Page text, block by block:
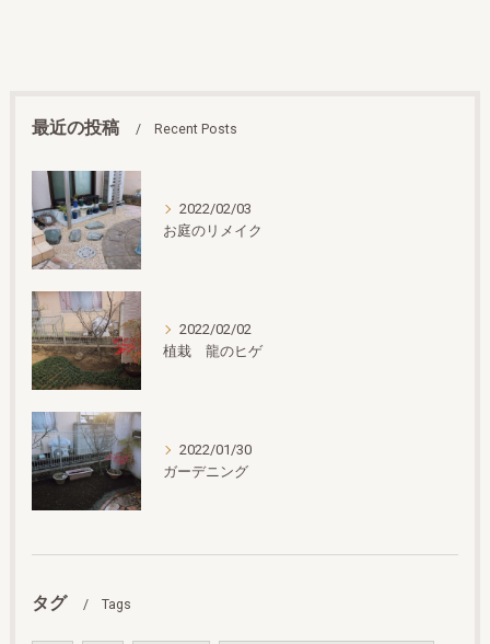
最近の投稿 Recent Posts
2022/02/03
お庭のリメイク
2022/02/02
植栽 龍のヒゲ
2022/01/30
ガーデニング
タグ Tags